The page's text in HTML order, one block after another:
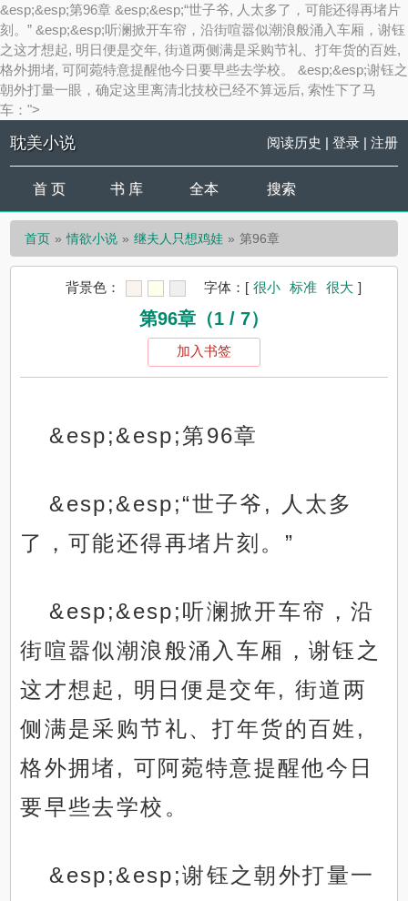
&esp;&esp;第96章 &esp;&esp;“世子爷, 人太多了，可能还得再堵片
刻。” &esp;&esp;听澜掀开车帘，沿街喧嚣似潮浪般涌入车厢，谢钰
之这才想起, 明日便是交年, 街道两侧满是采购节礼、打年货的百姓,
格外拥堵, 可阿菀特意提醒他今日要早些去学校。 &esp;&esp;谢钰之
朝外打量一眼，确定这里离清北技校已经不算远后, 索性下了马
车：">
耽美小说 阅读历史 | 登录| 注册
首 页 书 库 全本 搜索
首页 情欲小说 继夫人只想鸡娃 第96章
背景色： 字体： [ 很小 标准 很大 ]
第96章（1 / 7）
加入书签
&esp;&esp;第96章
&esp;&esp;“世子爷, 人太多
了，可能还得再堵片刻。”
&esp;&esp;听澜掀开车帘，沿
街喧嚣似潮浪般涌入车厢，谢钰之
这才想起, 明日便是交年, 街道两
侧满是采购节礼、打年货的百姓,
格外拥堵, 可阿菀特意提醒他今日
要早些去学校。
&esp;&esp;谢钰之朝外打量一